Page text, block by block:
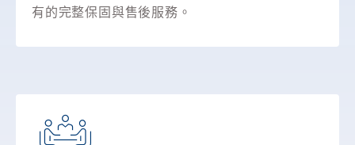
有的完整保固與售後服務。